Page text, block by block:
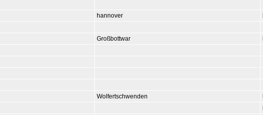
hannover
Großbottwar
Wolfertschwenden